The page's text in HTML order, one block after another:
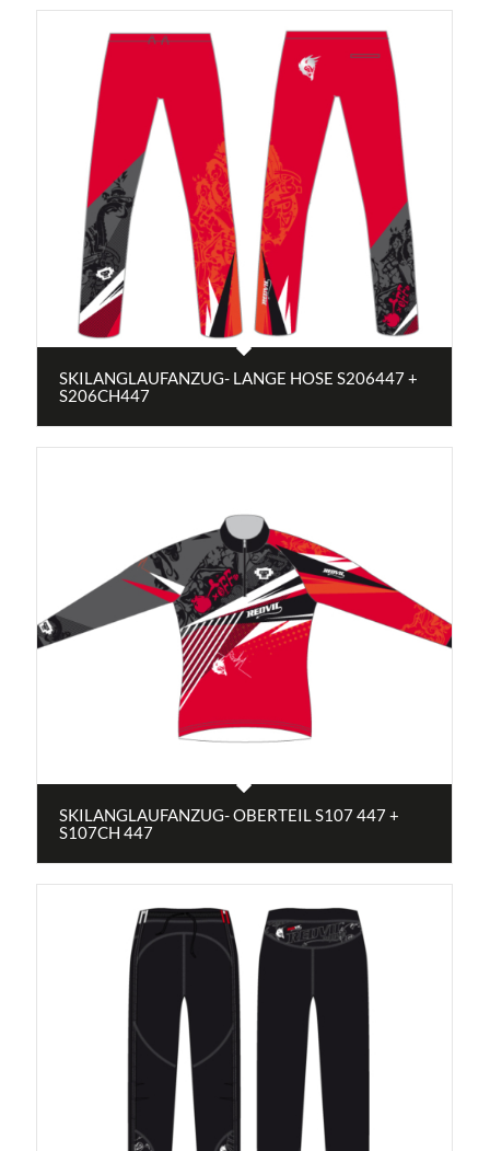
SKILANGLAUFANZUG- LANGE HOSE S206447 +
S206CH447
SKILANGLAUFANZUG- OBERTEIL S107 447 +
S107CH 447